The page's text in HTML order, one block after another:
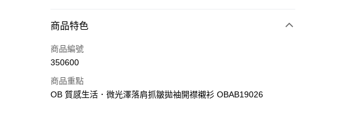
付款方式
信用卡
AlipayHK
商品特色
商品編號
350600
商品重點
OB 質感生活．微光澤落肩抓皺拋袖開襟襯衫 OBAB19026